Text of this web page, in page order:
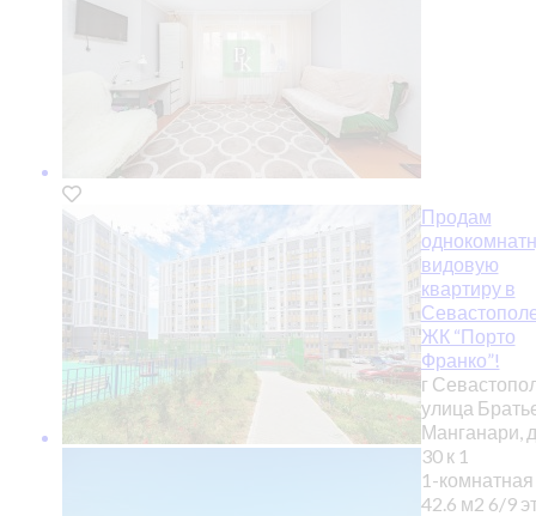
Продам
видовую
квартиру в
ЖК “Порто
Франко”!
г
улица
Манганари, д
30 к 1
1-комнатная
42.6 м2 6/9